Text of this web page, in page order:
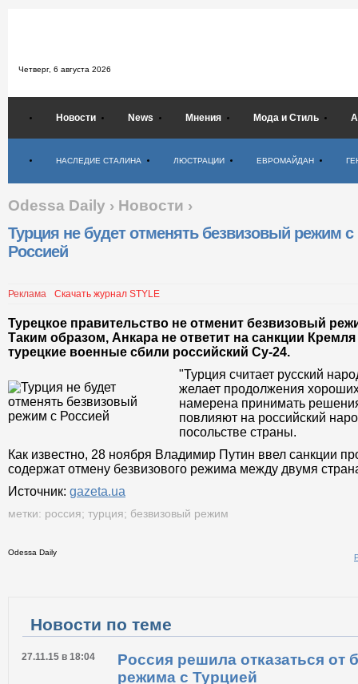
Четверг, 6 августа 2026
Новости News Мнения Мода и Стиль
НАСЛЕДИЕ СТАЛИНА ЛЮСТРАЦИИ ЕВРОМАЙДАН
Odessa Daily › Новости ›
Турция не будет отменять безвизовый режим с
Россией
Реклама Скачать журнал STYLE
Турецкое правительство не отменит безвизовый
Таким образом, Анкара не ответит на санкции Кремля
турецкие военные сбили российский Су-24.
"Турция считает русский
желает продолжения
намерена принимать
повлияют на российский
посольстве страны.
Как известно, 28 ноября Владимир Путин ввел санкции
содержат отмену безвизового режима между двумя
Источник: gazeta.ua
метки: россия; турция; безвизовый режим
Odessa Daily
Новости по теме